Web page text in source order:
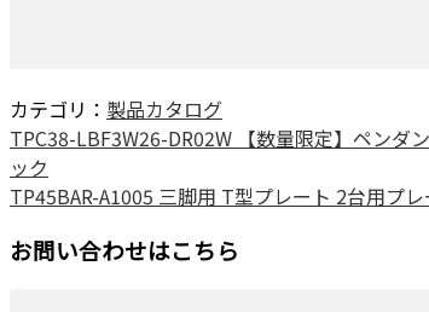
カテゴリ： 製品カタログ
TPC38-LBF3W26-DR02W 【数量限定】ペンダ
ック
TP45BAR-A1005 三脚用 T型プレート 2台用プ
お問い合わせはこちら